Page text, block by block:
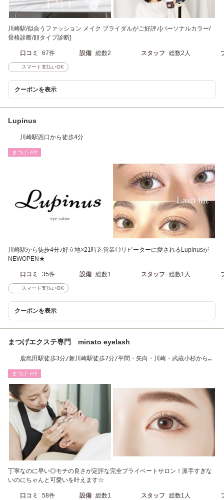
川崎駅/似合うファッション メイク ブライダルがご好評♪[パーソナルカラー/
骨格診断/顔タイプ診断]
口コミ 67件 設備 総数2 スタッフ 総数2人
スマート支払いOK
クーポンを表示
Lupinus
川崎駅西口から徒歩4分
まつげ･ﾒｲｸ
川崎駅から徒歩4分♪好立地×21時迄営業◎リピーターに愛されるLupinusが
NEWOPEN★
口コミ 35件 設備 総数1 スタッフ 総数1人
スマート支払いOK
クーポンを表示
まつげエクステ専門 minato eyelash
鹿島田駅徒歩3分/新川崎駅徒歩7分/平間・矢向・川崎・武蔵小杉からも
まつげ･ﾒｲｸ
丁寧なのに早い◎モチの良さが定評な完全プライベートサロン！派手すぎな
いのにちゃんと可愛いを叶えます☆
口コミ 58件 設備 総数1 スタッフ 総数1人